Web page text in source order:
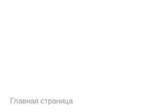
Главная страница